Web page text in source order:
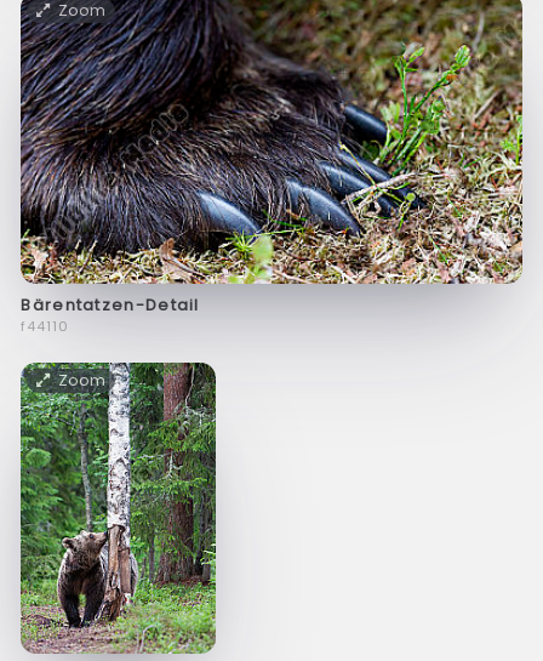
Zoom
Bärentatzen-Detail
f44110
Zoom